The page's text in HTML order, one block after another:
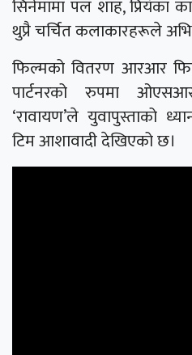
सिनेमामा पल शाह, प्रियंका
थुप्रै चर्चित कलाकारहरूले
फिल्मको वितरण आरआर
पार्टनरको रुपमा
‘रावायण’ले युवापुस्ताको
टिम आशावादी देखिएको छ।